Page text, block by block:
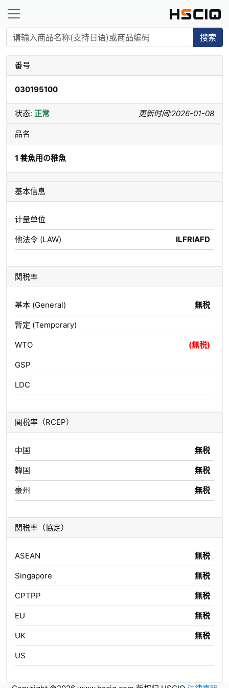
搜索
番号
030195100
状态: 正常 更新时间:2026-01-08
品名
1 養魚用の稚魚
基本信息
计量单位
他法令 (LAW) ILFRIAFD
関税率
基本 (General) 無税
暫定 (Temporary)
WTO (無税)
GSP
LDC
関税率（RCEP）
中国 無税
韓国 無税
豪州 無税
関税率（協定）
ASEAN 無税
Singapore 無税
CPTPP 無税
EU 無税
UK 無税
US